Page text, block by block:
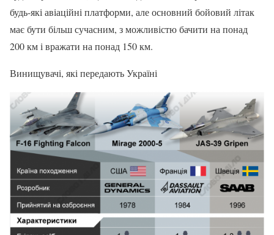
будь-які авіаційні платформи, але основний бойовий літак
має бути більш сучасним, з можливістю бачити на понад
200 км і вражати на понад 150 км.
Винищувачі, які передають Україні